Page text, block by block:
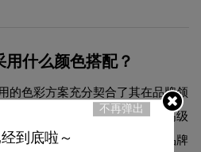
什么颜色搭配？
的色彩方案充分契合了其在品牌领
的莫兰迪色调为主，传递淡雅高级
定位。这种色彩选择既传递了品牌
不再弹出
到底啦～